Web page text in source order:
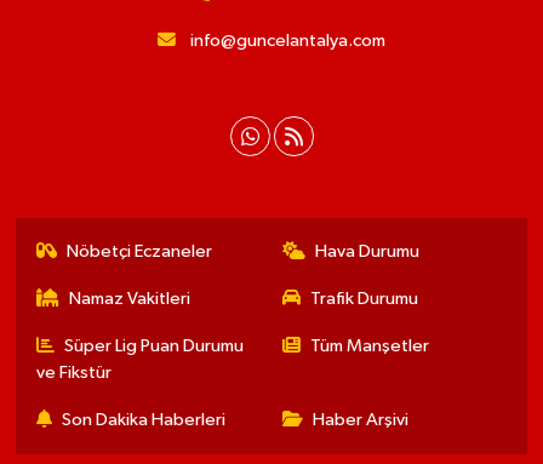
info@guncelantalya.com
Nöbetçi Eczaneler Hava Durumu
Namaz Vakitleri Trafik Durumu
Süper Lig Puan Durumu
ve Fikstür
Tüm Manşetler
Son Dakika Haberleri Haber Arşivi